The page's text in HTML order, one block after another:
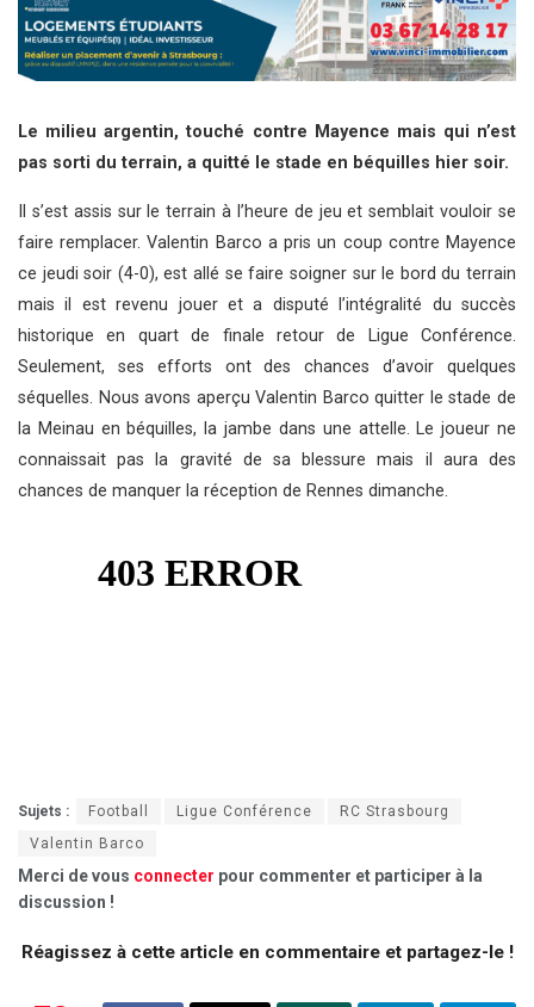
Le milieu argentin, touché contre Mayence mais qui n’est
pas sorti du terrain, a quitté le stade en béquilles hier soir.
Il s’est assis sur le terrain à l’heure de jeu et semblait vouloir se
faire remplacer. Valentin Barco a pris un coup contre Mayence
ce jeudi soir (4-0), est allé se faire soigner sur le bord du terrain
mais il est revenu jouer et a disputé l’intégralité du succès
historique en quart de finale retour de Ligue Conférence.
Seulement, ses efforts ont des chances d’avoir quelques
séquelles. Nous avons aperçu Valentin Barco quitter le stade de
la Meinau en béquilles, la jambe dans une attelle. Le joueur ne
connaissait pas la gravité de sa blessure mais il aura des
chances de manquer la réception de Rennes dimanche.
Sujets : Football Ligue Conférence
RC Strasbourg
Valentin Barco
Merci de vous connecter pour commenter et participer à la
discussion !
Réagissez à cette article en commentaire et partagez-le !